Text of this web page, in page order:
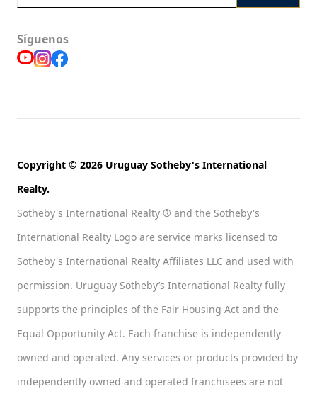
Síguenos
Copyright © 2026 Uruguay Sotheby's International
Realty.
Sotheby's International Realty ® and the Sotheby's
International Realty Logo are service marks licensed to
Sotheby's International Realty Affiliates LLC and used with
permission. Uruguay Sotheby’s International Realty fully
supports the principles of the Fair Housing Act and the
Equal Opportunity Act. Each franchise is independently
owned and operated. Any services or products provided by
independently owned and operated franchisees are not